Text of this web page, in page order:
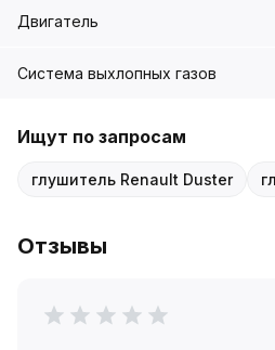
Двигатель
Система выхлопных газов
Ищут по запросам
глушитель Renault Duster
Отзывы